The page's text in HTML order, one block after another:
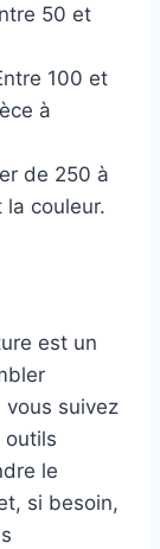
50 et
100 et
à
de 250 à
couleur.
est un
suivez
outils
le
si besoin,